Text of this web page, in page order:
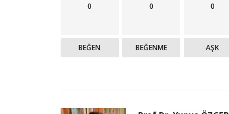
0
BEĞEN
0
BEĞENME
0
AŞK